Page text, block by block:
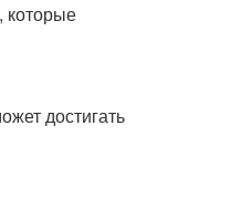
которые
достигать